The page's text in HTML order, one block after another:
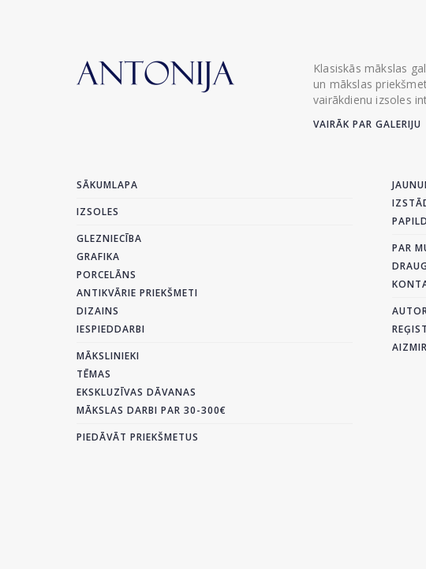
Klasiskās mākslas
un mākslas
vairākdienu izsoles
VAIRĀK PAR GALERIJU
SĀKUMLAPA
IZSOLES
GLEZNIECĪBA
GRAFIKA
PORCELĀNS
ANTIKVĀRIE PRIEKŠMETI
DIZAINS
IESPIEDDARBI
MĀKSLINIEKI
TĒMAS
EKSKLUZĪVAS DĀVANAS
MĀKSLAS DARBI PAR 30-300€
PIEDĀVĀT PRIEKŠMETUS
PAR